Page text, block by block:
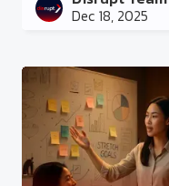
Dec 18, 2025